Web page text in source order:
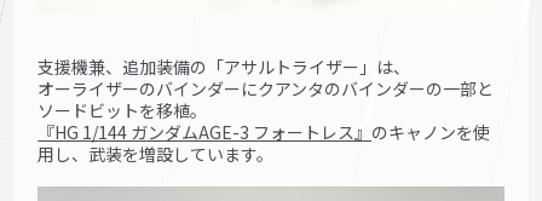
支援機兼、追加装備の「アサルトライザー」は、
オーライザーのバインダーにクアンタのバインダーの一部と
ソードビットを移植。
『HG 1/144 ガンダムAGE-3 フォートレス』 のキャノンを使
用し、武装を増設しています。